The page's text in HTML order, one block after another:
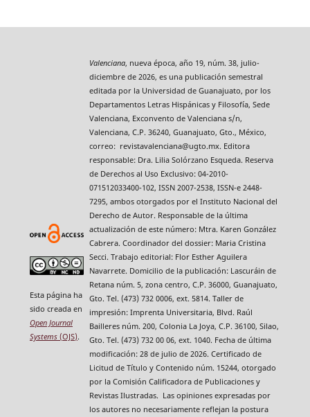
Esta página ha
sido creada en
Open Journal
Systems(OJS).
Valenciana, nueva época, año 19, núm. 38, julio-
diciembre de 2026, es una publicación semestral
editada por la Universidad de Guanajuato, por los
Departamentos Letras Hispánicas y Filosofía, Sede
Valenciana, Exconvento de Valenciana s/n,
Valenciana, C.P. 36240, Guanajuato, Gto., México,
correo: revistavalenciana@ugto.mx. Editora
responsable: Dra. Lilia Solórzano Esqueda. Reserva
de Derechos al Uso Exclusivo: 04-2010-
071512033400-102, ISSN 2007-2538, ISSN-e 2448-
7295, ambos otorgados por el Instituto Nacional del
Derecho de Autor. Responsable de la última
actualización de este número: Mtra. Karen González
Cabrera. Coordinador del dossier: Maria Cristina
Secci. Trabajo editorial: Flor Esther Aguilera
Navarrete. Domicilio de la publicación: Lascuráin de
Retana núm. 5, zona centro, C.P. 36000, Guanajuato,
Gto. Tel. (473) 732 0006, ext. 5814. Taller de
impresión: Imprenta Universitaria, Blvd. Raúl
Bailleres núm. 200, Colonia La Joya, C.P. 36100, Silao,
Gto. Tel. (473) 732 00 06, ext. 1040. Fecha de última
modificación: 28 de julio de 2026. Certificado de
Licitud de Título y Contenido núm. 15244, otorgado
por la Comisión Calificadora de Publicaciones y
Revistas Ilustradas. Las opiniones expresadas por
los autores no necesariamente reflejan la postura